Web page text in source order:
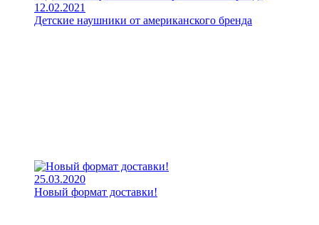
12.02.2021
Детские наушники от американского бренда
25.03.2020
Новый формат доставки!